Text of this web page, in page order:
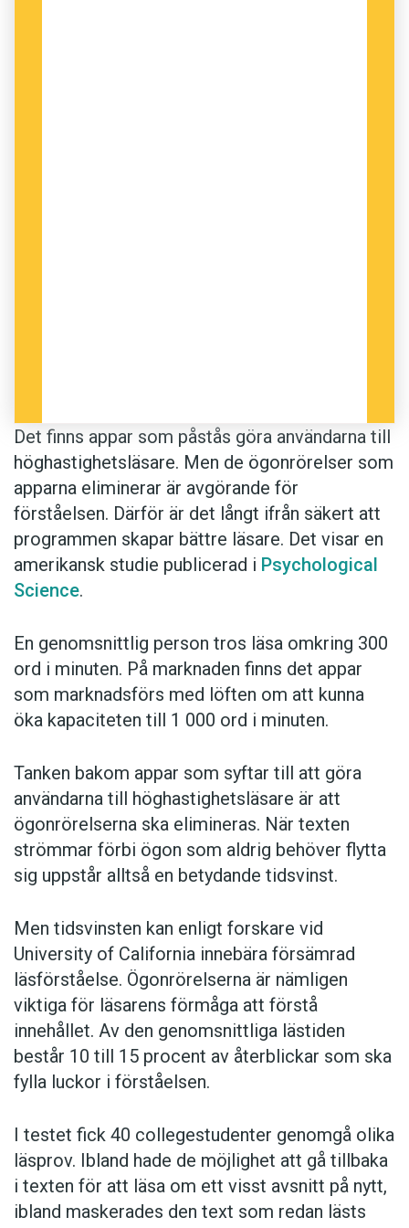
Det finns appar som påstås göra användarna till
höghastighetsläsare. Men de ögonrörelser som
apparna eliminerar är avgörande för
förståelsen. Därför är det långt ifrån säkert att
programmen skapar bättre läsare. Det visar en
amerikansk studie publicerad i Psychological
Science.
En genomsnittlig person tros läsa omkring 300
ord i minuten. På marknaden finns det appar
som marknadsförs med löften om att kunna
öka kapaciteten till 1 000 ord i minuten.
Tanken bakom appar som syftar till att göra
användarna till höghastighetsläsare är att
ögonrörelserna ska elimineras. När texten
strömmar förbi ögon som aldrig behöver flytta
sig uppstår alltså en betydande tidsvinst.
Men tidsvinsten kan enligt forskare vid
University of California innebära försämrad
läsförståelse. Ögonrörelserna är nämligen
viktiga för läsarens förmåga att förstå
innehållet. Av den genomsnittliga lästiden
består 10 till 15 procent av återblickar som ska
fylla luckor i förståelsen.
I testet fick 40 collegestudenter genomgå olika
läsprov. Ibland hade de möjlighet att gå tillbaka
i texten för att läsa om ett visst avsnitt på nytt,
ibland maskerades den text som redan lästs